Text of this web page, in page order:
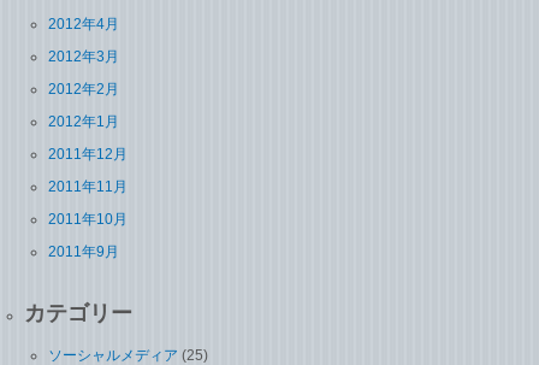
2012年4月
2012年3月
2012年2月
2012年1月
2011年12月
2011年11月
2011年10月
2011年9月
カテゴリー
ソーシャルメディア (25)